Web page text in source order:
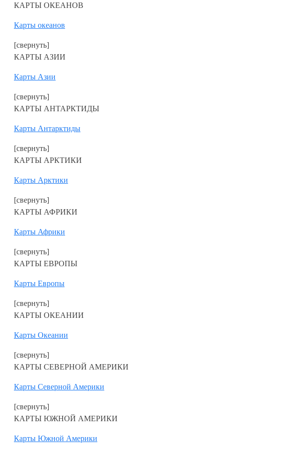
КАРТЫ ОКЕАНОВ
Карты океанов
[свернуть]
КАРТЫ АЗИИ
Карты Азии
[свернуть]
КАРТЫ АНТАРКТИДЫ
Карты Антарктиды
[свернуть]
КАРТЫ АРКТИКИ
Карты Арктики
[свернуть]
КАРТЫ АФРИКИ
Карты Африки
[свернуть]
КАРТЫ ЕВРОПЫ
Карты Европы
[свернуть]
КАРТЫ ОКЕАНИИ
Карты Океании
[свернуть]
КАРТЫ СЕВЕРНОЙ АМЕРИКИ
Карты Северной Америки
[свернуть]
КАРТЫ ЮЖНОЙ АМЕРИКИ
Карты Южной Америки